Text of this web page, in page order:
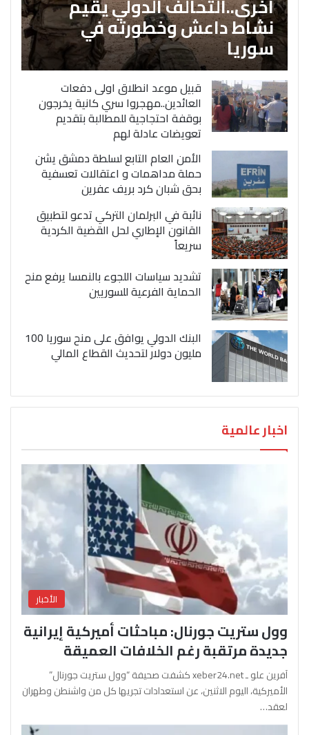
نشاط داعش وخطورته في
سوريا
قبيل موعد انطلاق اولى دفعات
العائدين..مهجروا سري كانية يخرجون
بوقفة احتجاجية للمطالبة بتقديم
تعويضات عادلة لهم
الأمن العام التابع لسلطة دمشق يشن
حملة مداهمات و اعتقالات تعسفية
بحق شبان كرد بريف عفرين
نائبة في البرلمان التركي تدعو لتطبيق
القانون الإطاري لحل القضية الكردية
سريعاً
تشديد سياسات اللجوء بالنمسا يرفع منح
الحماية الفرعية للسوريين
البنك الدولي يوافق على منح سوريا 100
مليون دولار لتحديث القطاع المالي
اخبار عالمية
الأخبار
وول ستريت جورنال: مباحثات أميركية إيرانية
جديدة مرتقبة رغم الخلافات العميقة
آفرين علو ـ xeber24.net كشفت صحيفة “وول ستريت جورنال”
الأميركية، اليوم الاثنين، عن استعدادات تجريها كل من واشنطن وطهران
لعقد…